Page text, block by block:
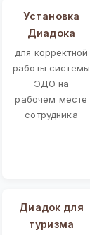
Установка
Диадока
для корректной
работы системы
ЭДО на
рабочем месте
сотрудника
Диадок для
туризма